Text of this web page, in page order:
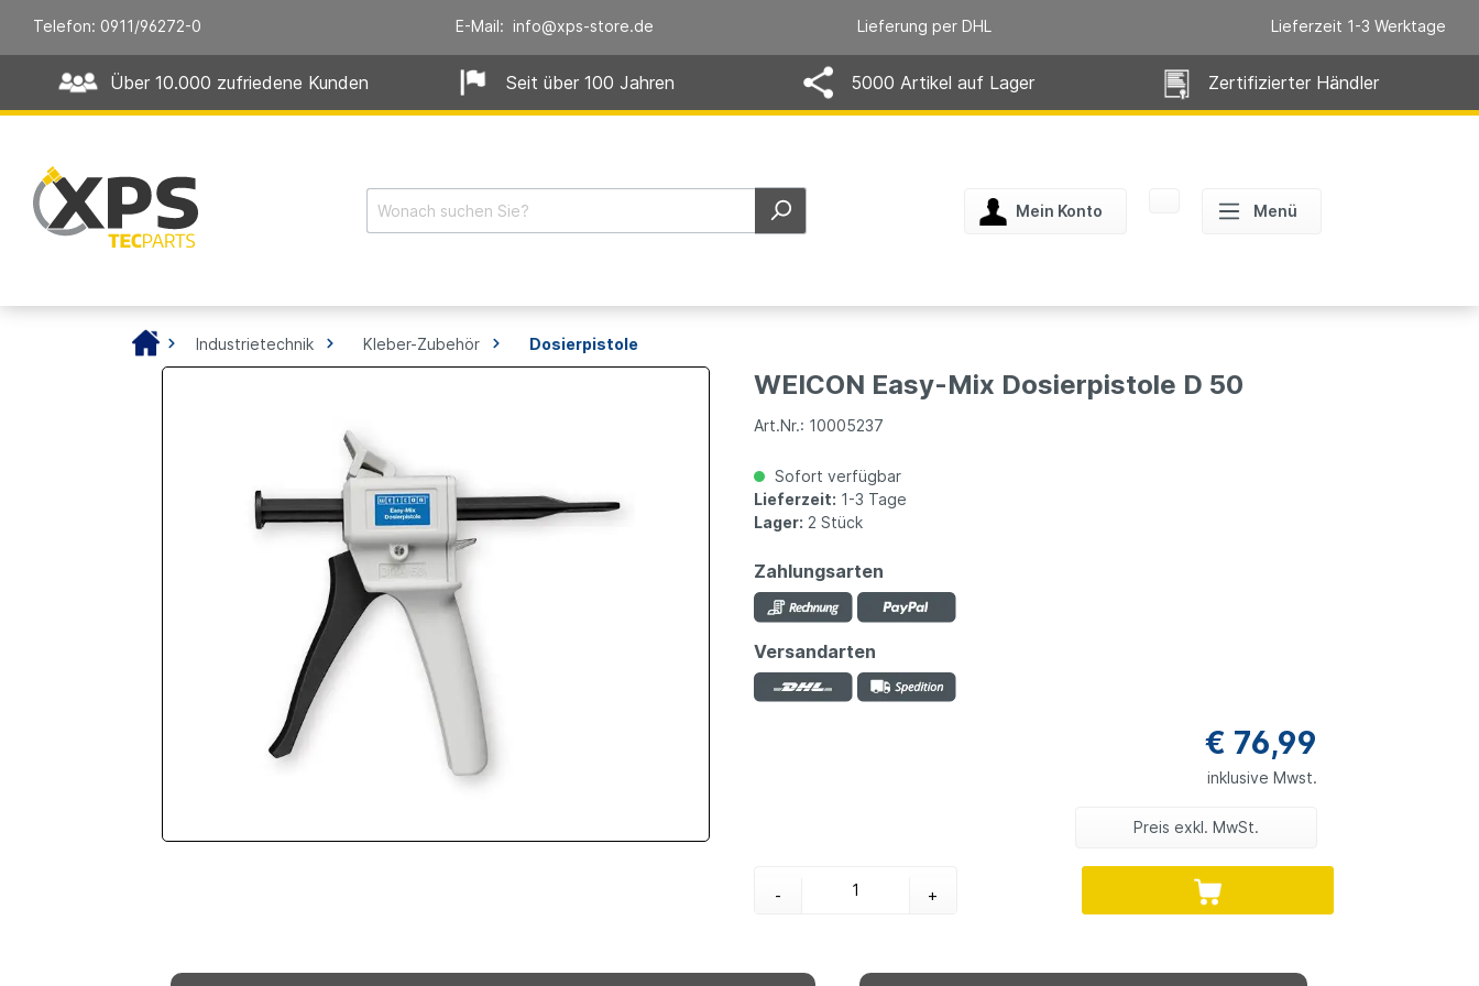
Telefon: 0911/96272-0 E-Mail: info@xps-store.de Lieferung per DHL Lieferzeit 1-3 Werktage
Über 10.000 zufriedene Kunden Seit über 100 Jahren 5000 Artikel auf Lager Zertifizierter Händler
Mein Konto Menü
Industrietechnik Kleber-Zubehör Dosierpistole
WEICON Easy-Mix Dosierpistole D 50
Art.Nr.: 10005237
Sofort verfügbar
Lieferzeit: 1-3 Tage
Lager: 2 Stück
Zahlungsarten
Versandarten
€ 76,99
inklusive Mwst.
Preis exkl. MwSt.
- +